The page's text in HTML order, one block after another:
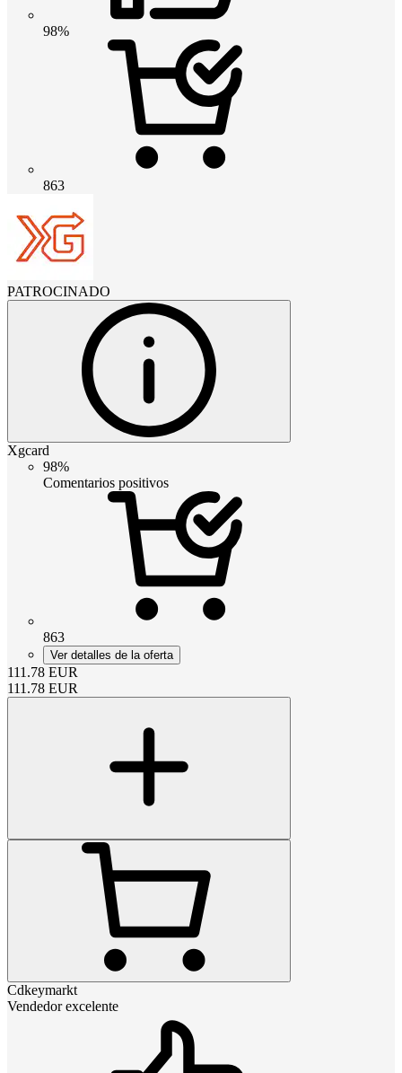
98%
863
PATROCINADO
Xgcard
98%
Comentarios positivos
863
Ver detalles de la oferta
111.78 EUR
111.78 EUR
Cdkeymarkt
Vendedor excelente